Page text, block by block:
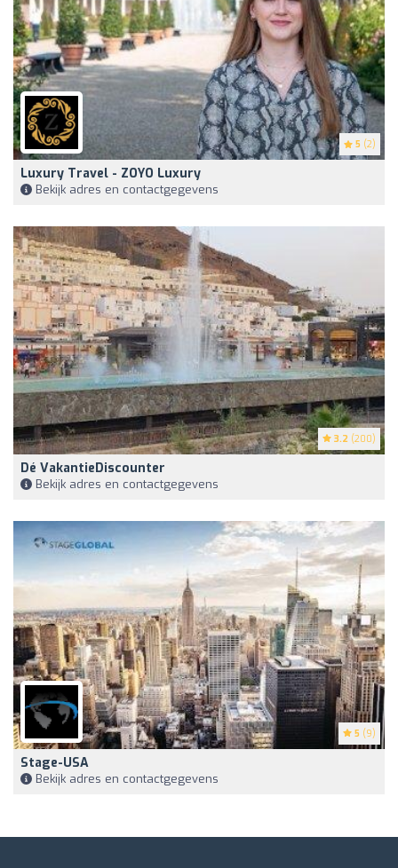
5 (2)
Luxury Travel - ZOYO Luxury
Bekijk adres en contactgegevens
3.2 (200)
Dé VakantieDiscounter
Bekijk adres en contactgegevens
5 (9)
Stage-USA
Bekijk adres en contactgegevens